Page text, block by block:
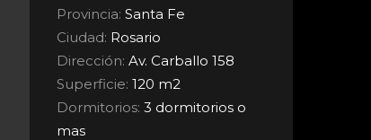
Provincia: Santa Fe
Ciudad: Rosario
Dirección: Av. Carballo 158
Superficie: 120 m2
Dormitorios: 3 dormitorios o
mas